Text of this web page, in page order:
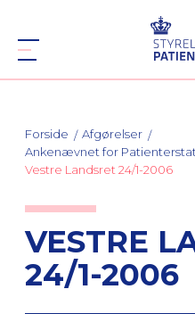
Forside
Afgørelser
Ankenævnet for
Vestre Landsret 24/1-2006
VESTRE
24/1-2006